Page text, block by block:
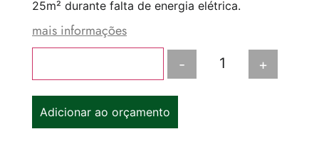
25m² durante falta de energia elétrica.
mais informações
- +
Adicionar ao orçamento